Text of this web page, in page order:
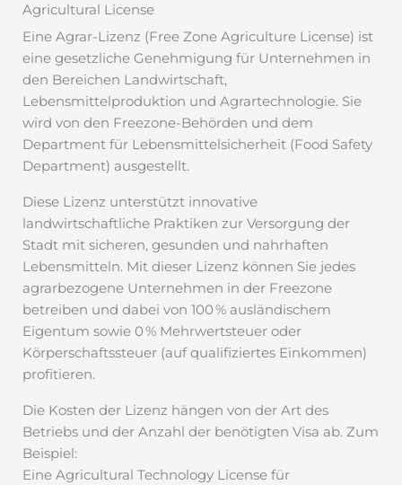
Agricultural License
Eine Agrar-Lizenz (Free Zone Agriculture License) ist
eine gesetzliche Genehmigung für Unternehmen in
den Bereichen Landwirtschaft,
Lebensmittelproduktion und Agrartechnologie. Sie
wird von den Freezone-Behörden und dem
Department für Lebensmittelsicherheit (Food Safety
Department) ausgestellt.
Diese Lizenz unterstützt innovative
landwirtschaftliche Praktiken zur Versorgung der
Stadt mit sicheren, gesunden und nahrhaften
Lebensmitteln. Mit dieser Lizenz können Sie jedes
agrarbezogene Unternehmen in der Freezone
betreiben und dabei von 100 % ausländischem
Eigentum sowie 0 % Mehrwertsteuer oder
Körperschaftssteuer (auf qualifiziertes Einkommen)
profitieren.
Die Kosten der Lizenz hängen von der Art des
Betriebs und der Anzahl der benötigten Visa ab. Zum
Beispiel:
Eine Agricultural Technology License für